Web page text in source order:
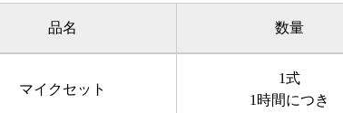
品名 数量
マイクセット
1式
1時間につき